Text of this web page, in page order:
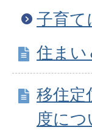
子育て
住まい
移住定
度につ